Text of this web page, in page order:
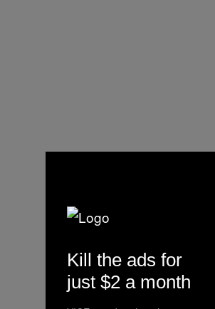
Kill the ads for
just $2 a month